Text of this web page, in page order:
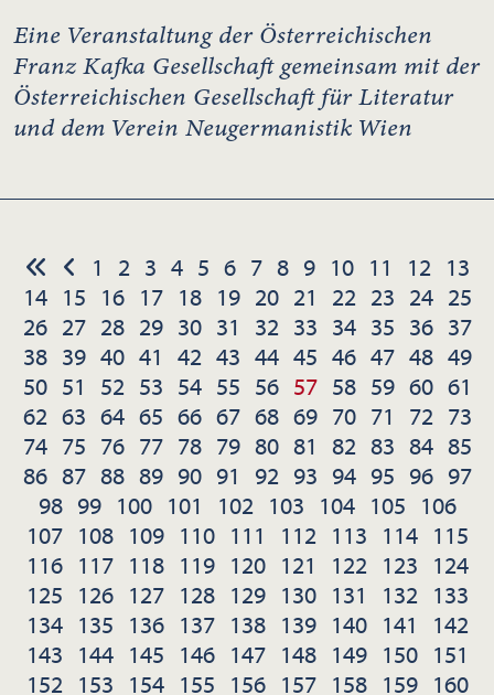
Eine Veranstaltung der Österreichischen
Franz Kafka Gesellschaft gemeinsam mit der
Österreichischen Gesellschaft für Literatur
und dem Verein Neugermanistik Wien
1 2 3 4 5 6 7 8 9 10 11 12 13
14 15 16 17 18 19 20 21 22 23 24 25
26 27 28 29 30 31 32 33 34 35 36 37
38 39 40 41 42 43 44 45 46 47 48 49
50 51 52 53 54 55 56 57 58 59 60 61
62 63 64 65 66 67 68 69 70 71 72 73
74 75 76 77 78 79 80 81 82 83 84 85
86 87 88 89 90 91 92 93 94 95 96 97
98 99 100 101 102 103 104 105 106
107 108 109 110 111 112 113 114 115
116 117 118 119 120 121 122 123 124
125 126 127 128 129 130 131 132 133
134 135 136 137 138 139 140 141
142
143 144 145 146 147 148 149 150 151
152 153 154 155 156 157 158 159 160